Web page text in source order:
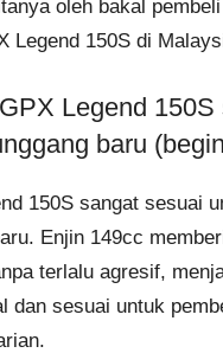
oleh bakal
Legend 150S di
Legend 150S
baru
150S sangat sesuai
Enjin 149cc
terlalu agresif,
dan sesuai untuk